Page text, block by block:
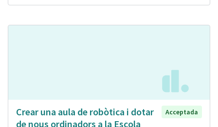
Crear una aula de robòtica i dotar
de nous ordinadors a la Escola
Acceptada